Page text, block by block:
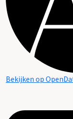
Bekijken op